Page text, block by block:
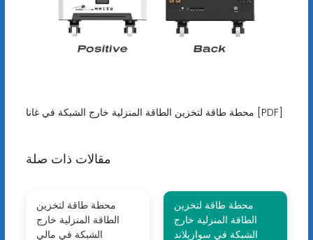
محطة طاقة لتخزين الطاقة المنزلية خارج الشبكة في غانا [PDF]
مقالات ذات صلة
محطة طاقة لتخزين
الطاقة المنزلية خارج
الشبكة في مالي
محطة طاقة لتخزين
الطاقة المنزلية خارج
الشبكة في سوازيلاند